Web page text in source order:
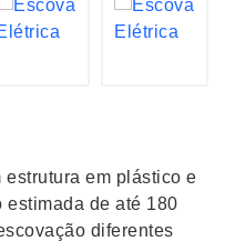
em plástico e
estimada de até 180
diferentes